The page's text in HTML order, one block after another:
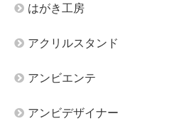
はがき工房
アクリルスタンド
アンビエンテ
アンビデザイナー